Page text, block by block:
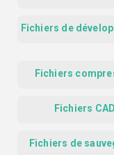
Fichiers de
Fichiers
Fichiers CAD
Fichiers de